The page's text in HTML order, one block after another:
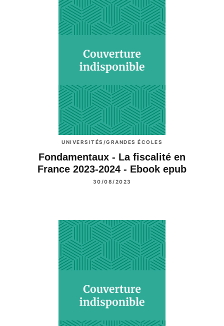
UNIVERSITÉS/GRANDES ÉCOLES
Fondamentaux - La fiscalité en
France 2023-2024 - Ebook epub
30/08/2023